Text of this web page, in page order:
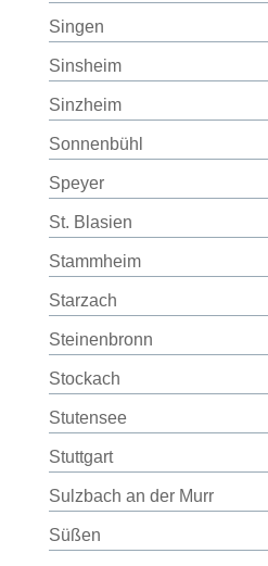
Singen
Sinsheim
Sinzheim
Sonnenbühl
Speyer
St. Blasien
Stammheim
Starzach
Steinenbronn
Stockach
Stutensee
Stuttgart
Sulzbach an der Murr
Süßen